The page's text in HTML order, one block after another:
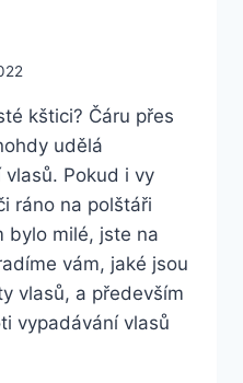
kštici? Čáru přes
udělá
Pokud i vy
ráno na polštáři
bylo milé, jste na
vám, jaké jsou
vlasů, a především
vypadávání vlasů